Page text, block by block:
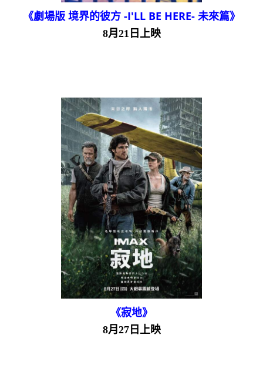
《劇場版 境界的彼方 -I'LL BE HERE- 未來篇》
8月21日上映
《寂地》
8月27日上映